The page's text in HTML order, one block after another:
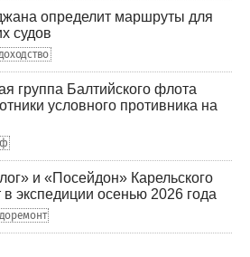
определит маршруты для
судов
группа Балтийского флота
условного противника на
и «Посейдон» Карельского
экспедиции осенью 2026 года